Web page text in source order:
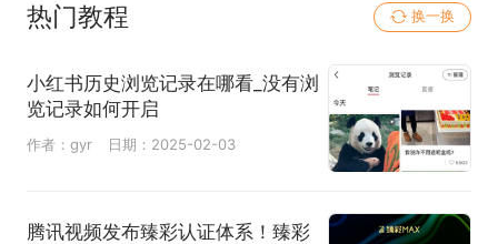
热门教程 换一换
小红书历史浏览记录在哪看_没有浏
览记录如何开启
作者：gyr 日期：2025-02-03
腾讯视频发布臻彩认证体系！臻彩